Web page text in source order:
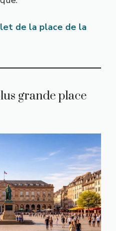
de la place de la
grande place